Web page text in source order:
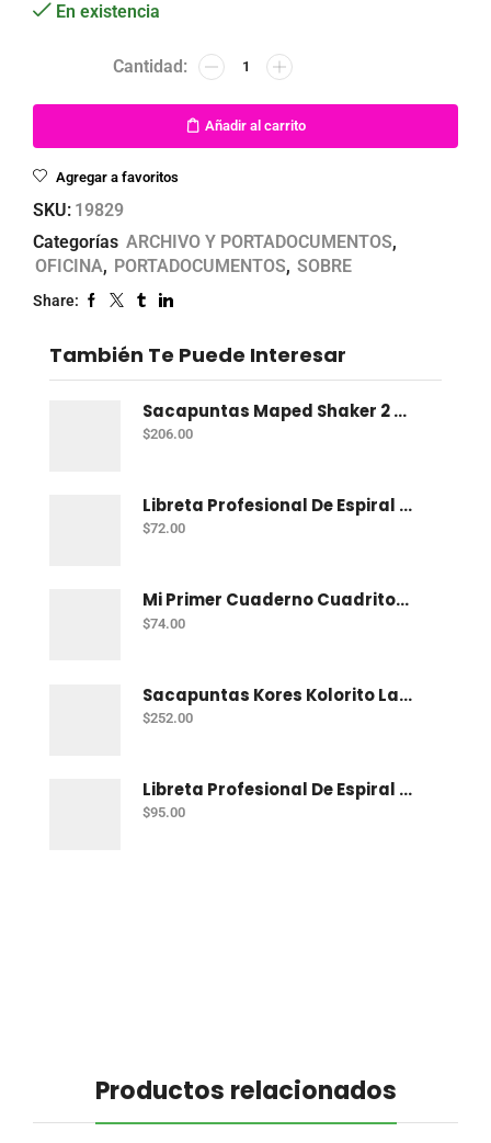
En existencia
Añadir al carrito
Agregar a favoritos
SKU: 19829
Categorías ARCHIVO Y PORTADOCUMENTOS,
OFICINA, PORTADOCUMENTOS, SOBRE
Share:
También Te Puede Interesar
Sacapuntas Maped Shaker 2 Orificios - Bote Con 12
$206.00
Libreta Profesional De Espiral Norma Color 100 H C-7
$72.00
Mi Primer Cuaderno Cuadritos "A" (10Mm) 50 Hojas Norma
$74.00
Sacapuntas Kores Kolorito Lapiz 1 Orif C/20
$252.00
Libreta Profesional De Espiral Printaform Arcoiris Pastel 100 H Ry
$95.00
Productos relacionados